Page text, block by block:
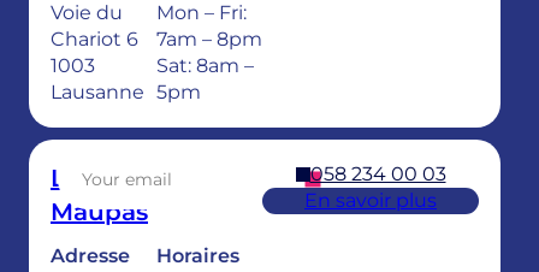
Voie du
Chariot 6
1003
Lausanne
Mon – Fri:
7am – 8pm
Sat: 8am –
5pm
Lausanne –
Maupas
Adresse Horaires
058 234 00 03
En savoir plus
Facebook
LinkedInInstagram
TikTok
Sign up for our newsletter